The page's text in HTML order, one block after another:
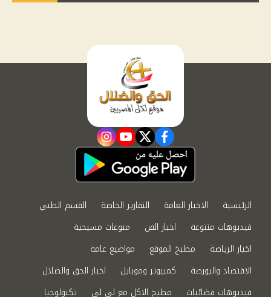
facebook
twitter
youtube
instagram
الرئيسية الاخبار العامة التقارير الخاصة
القسم الطبي
فيديوهات متنوعة
اخبار الفن
منوعات مسيحية
اخبار الرياضة
مطبخ الموقع
مواضيع عامة
الاقتصاد والبورصة
كمبيوتر وموبايل
اخبار الحق والضلال
فيديوهات فضائيات
مطبخ الاكل مع لى لى تكنولوجيا